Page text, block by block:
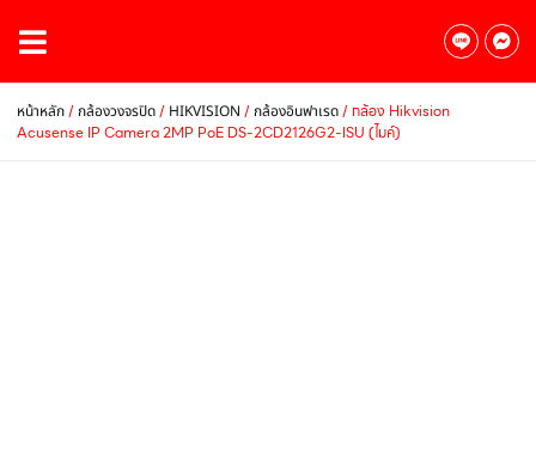
หน้าหลัก/กล้องวงจรปิด/ HIKVISION /กล้องอินฟาเรด/ กล้อง Hikvision
Acusense IP Camera 2MP PoE DS-2CD2126G2-ISU (ไมค์)